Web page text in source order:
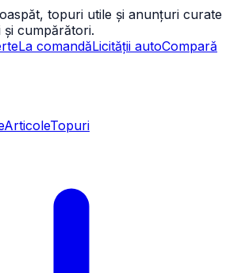
topuri utile și anunțuri curate
cumpărători.
La comandăLicității autoCompară
ArticoleTopuri